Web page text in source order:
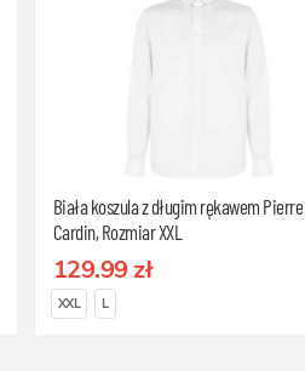
Biała koszula z długim rękawem Pierre
Cardin, Rozmiar XXL
129.99 zł
XXL L